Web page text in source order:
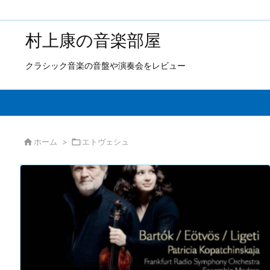
村上康の音楽部屋
クラシック音楽の音盤や演奏会をレビュー
 ホーム >  エトヴェシュ